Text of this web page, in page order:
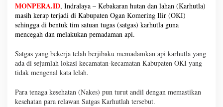
MONPERA.ID, Indralaya – Kebakaran hutan dan lahan (Karhutla)
masih kerap terjadi di Kabupaten Ogan Komering Ilir (OKI)
sehingga di bentuk tim satuan tugas (satgas) karhutla guna
mencegah dan melakukan pemadaman api.
Satgas yang bekerja telah berjibaku memadamkan api karhutla yang
ada di sejumlah lokasi kecamatan-kecamatan Kabupaten OKI yang
tidak mengenal kata lelah.
Para tenaga kesehatan (Nakes) pun turut andil dengan memastikan
kesehatan para relawan Satgas Karhutlah tersebut.